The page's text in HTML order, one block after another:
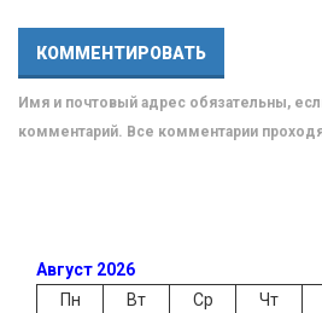
Имя и почтовый адрес обязательны,
комментарий. Все комментарии
Август 2026
Пн
Вт Ср Чт